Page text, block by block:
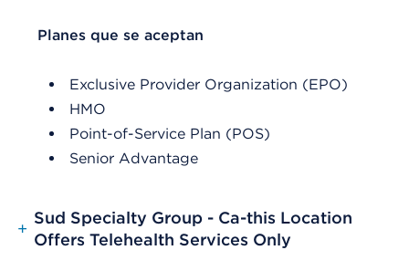
List Header Planes que se aceptan
Planes que se aceptan
Exclusive Provider Organization (EPO)
HMO
Point-of-Service Plan (POS)
Senior Advantage
+
Sud Specialty Group - Ca-this Location
Offers Telehealth Services Only